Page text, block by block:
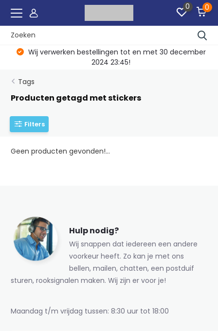
0 0
Wij verwerken bestellingen tot en met 30 december
2024 23:45!
Tags
Producten getagd met stickers
Filters
Geen producten gevonden!...
Hulp nodig?
Wij snappen dat iedereen een andere
voorkeur heeft. Zo kan je met ons
bellen, mailen, chatten, een postduif
sturen, rooksignalen maken. Wij zijn er voor je!
Maandag t/m vrijdag tussen: 8:30 uur tot 18:00